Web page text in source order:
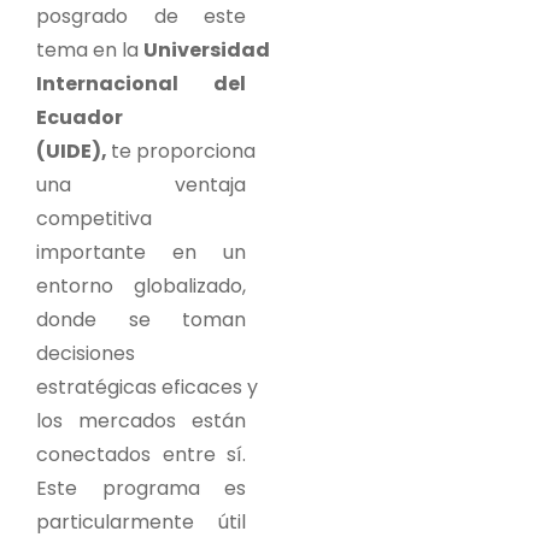
posgrado de este
tema en la Universidad
Internacional del
Ecuador
(UIDE), te proporciona
una ventaja
competitiva
importante en un
entorno globalizado,
donde se toman
decisiones
estratégicas eficaces y
los mercados están
conectados entre sí.
Este programa es
particularmente útil